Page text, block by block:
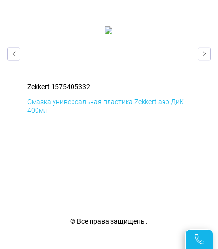
Zekkert 1575405332
Смазка универсальная пластика Zekkert аэр ДиК
400мл
© Все права защищены.